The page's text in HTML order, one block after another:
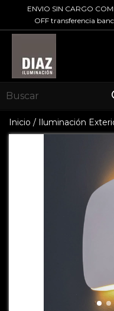
ENVIO SIN CARGO
OFF transferencia
Inicio / Iluminación